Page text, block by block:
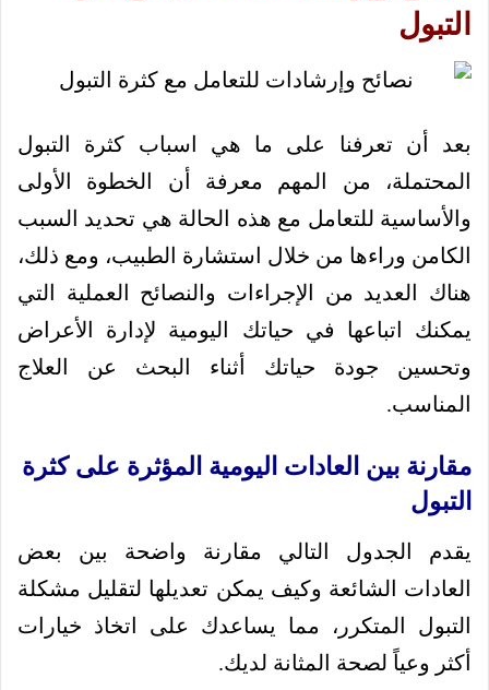
التبول
بعد أن تعرفنا على ما هي اسباب كثرة التبول
المحتملة، من المهم معرفة أن الخطوة الأولى
والأساسية للتعامل مع هذه الحالة هي تحديد السبب
الكامن وراءها من خلال استشارة الطبيب، ومع ذلك،
هناك العديد من الإجراءات والنصائح العملية التي
يمكنك اتباعها في حياتك اليومية لإدارة الأعراض
وتحسين جودة حياتك أثناء البحث عن العلاج
المناسب.
مقارنة بين العادات اليومية المؤثرة على كثرة
التبول
يقدم الجدول التالي مقارنة واضحة بين بعض
العادات الشائعة وكيف يمكن تعديلها لتقليل مشكلة
التبول المتكرر، مما يساعدك على اتخاذ خيارات
أكثر وعياً لصحة المثانة لديك.